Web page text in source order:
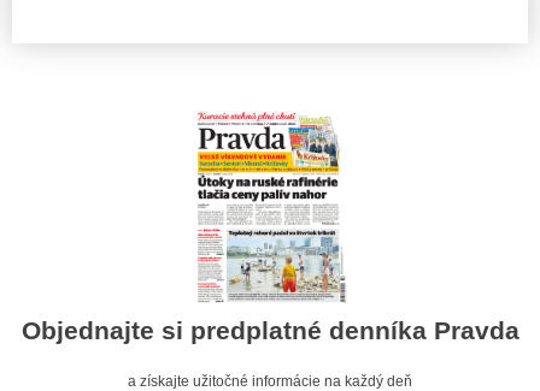
Objednajte si predplatné denníka Pravda
a získajte užitočné informácie na každý deň